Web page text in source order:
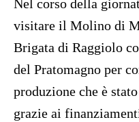
Nel corso della
visitare il Molino di
Brigata di Raggiolo
del Pratomagno per
produzione che è
grazie ai